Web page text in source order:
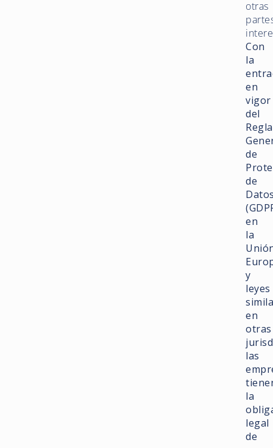
otras
Con
la
en
vigor
del
de
de
en
la
y
leyes
en
otras
las
la
legal
de